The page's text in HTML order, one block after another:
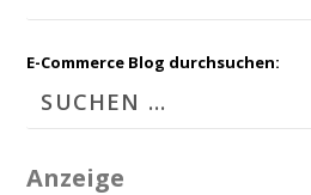
E-Commerce Blog durchsuchen:
Anzeige